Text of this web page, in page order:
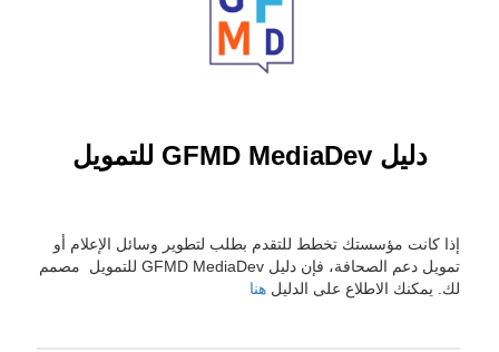
دليل GFMD MediaDev للتمويل
إذا كانت مؤسستك تخطط للتقدم بطلب لتطوير وسائل الإعلام أو
تمويل دعم الصحافة، فإن دليل GFMD MediaDev للتمويل مصمم
لك. يمكنك الاطلاع على الدليل هنا